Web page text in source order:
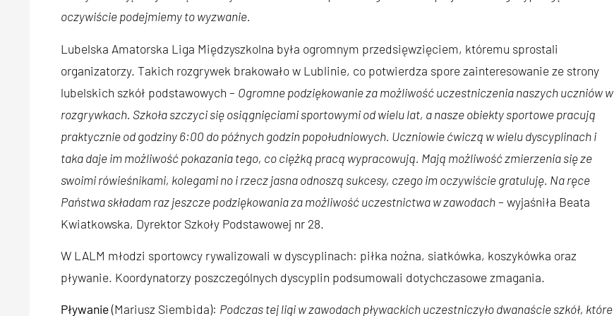
oczywiście podejmiemy to wyzwanie.
Lubelska Amatorska Liga Międzyszkolna była ogromnym przedsięwzięciem, któremu sprostali
organizatorzy. Takich rozgrywek brakowało w Lublinie, co potwierdza spore zainteresowanie ze strony
lubelskich szkół podstawowych – Ogromne podziękowanie za możliwość uczestniczenia naszych uczniów w
rozgrywkach. Szkoła szczyci się osiągnięciami sportowymi od wielu lat, a nasze obiekty sportowe pracują
praktycznie od godziny 6:00 do późnych godzin popołudniowych. Uczniowie ćwiczą w wielu dyscyplinach i
taka daje im możliwość pokazania tego, co ciężką pracą wypracowują. Mają możliwość zmierzenia się ze
swoimi rówieśnikami, kolegami no i rzecz jasna odnoszą sukcesy, czego im oczywiście gratuluję. Na ręce
Państwa składam raz jeszcze podziękowania za możliwość uczestnictwa w zawodach– wyjaśniła Beata
Kwiatkowska, Dyrektor Szkoły Podstawowej nr 28.
W LALM młodzi sportowcy rywalizowali w dyscyplinach: piłka nożna, siatkówka, koszykówka oraz
pływanie. Koordynatorzy poszczególnych dyscyplin podsumowali dotychczasowe zmagania.
Pływanie(Mariusz Siembida): Podczas tej ligi w zawodach pływackich uczestniczyło dwanaście szkół, które